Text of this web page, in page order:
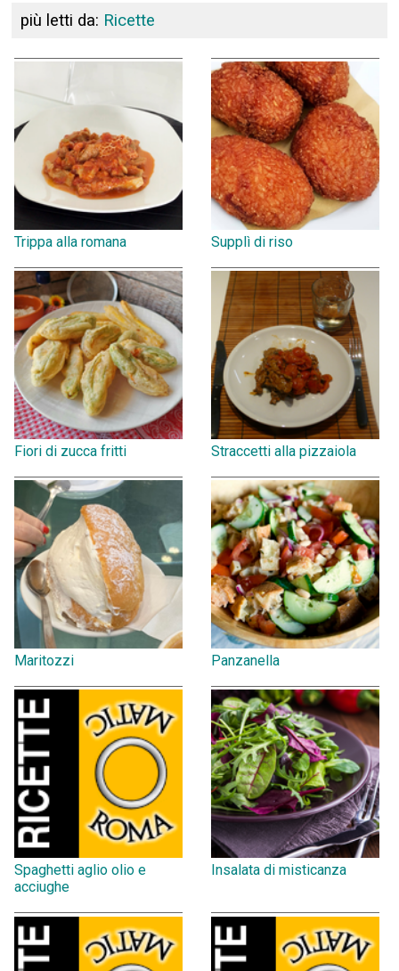
più letti da: Ricette
Trippa alla romana Supplì di riso
Fiori di zucca fritti Straccetti alla pizzaiola
Maritozzi Panzanella
Spaghetti aglio olio e
acciughe
Insalata di misticanza